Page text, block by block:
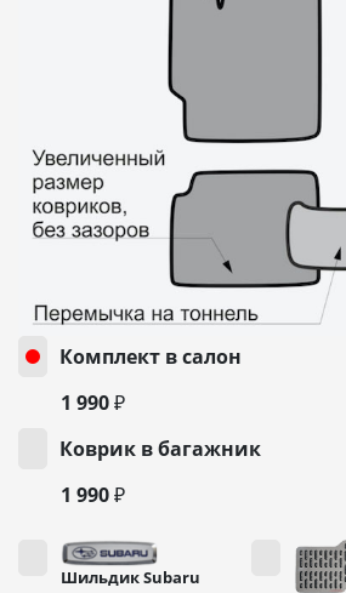
Комплект в салон
1 990 ₽
Коврик в багажник
1 990 ₽
Шильдик Subaru